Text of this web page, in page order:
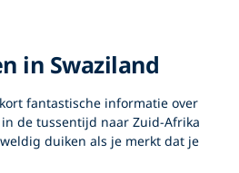
in Swaziland
fantastische informatie over
de tussentijd naar Zuid-Afrika
duiken als je merkt dat je